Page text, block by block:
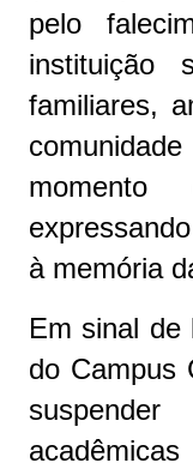
pelo
instituição
familiares,
à memória
Em sinal de
do Campus